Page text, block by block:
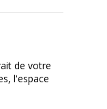
de votre
l'espace